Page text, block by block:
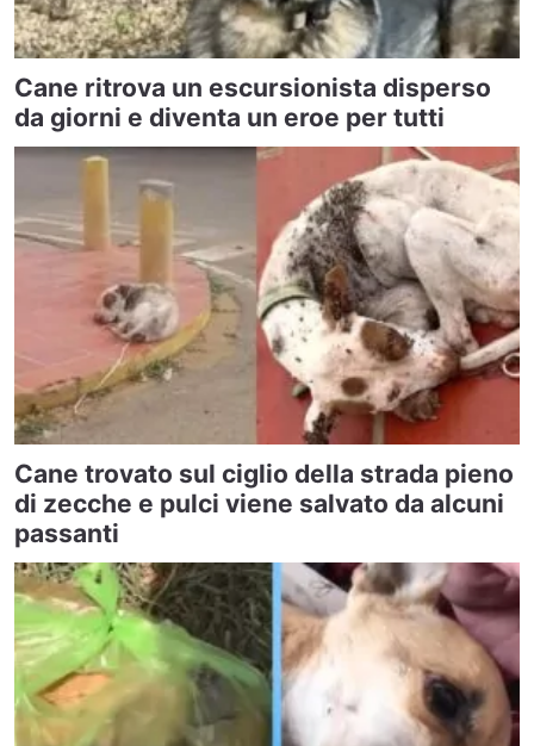
Cane ritrova un escursionista disperso
da giorni e diventa un eroe per tutti
Cane trovato sul ciglio della strada pieno
di zecche e pulci viene salvato da alcuni
passanti